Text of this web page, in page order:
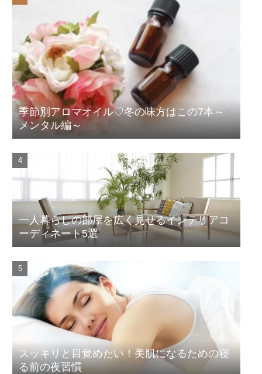
季節別アロマオイル♡冬の味方はこの7本～
メンタル編～
一人暮らしの部屋を広く見せるインテリアコ
ーディネート5選
スッキリと目覚めたい！美肌になるための寝
る前の夜習慣